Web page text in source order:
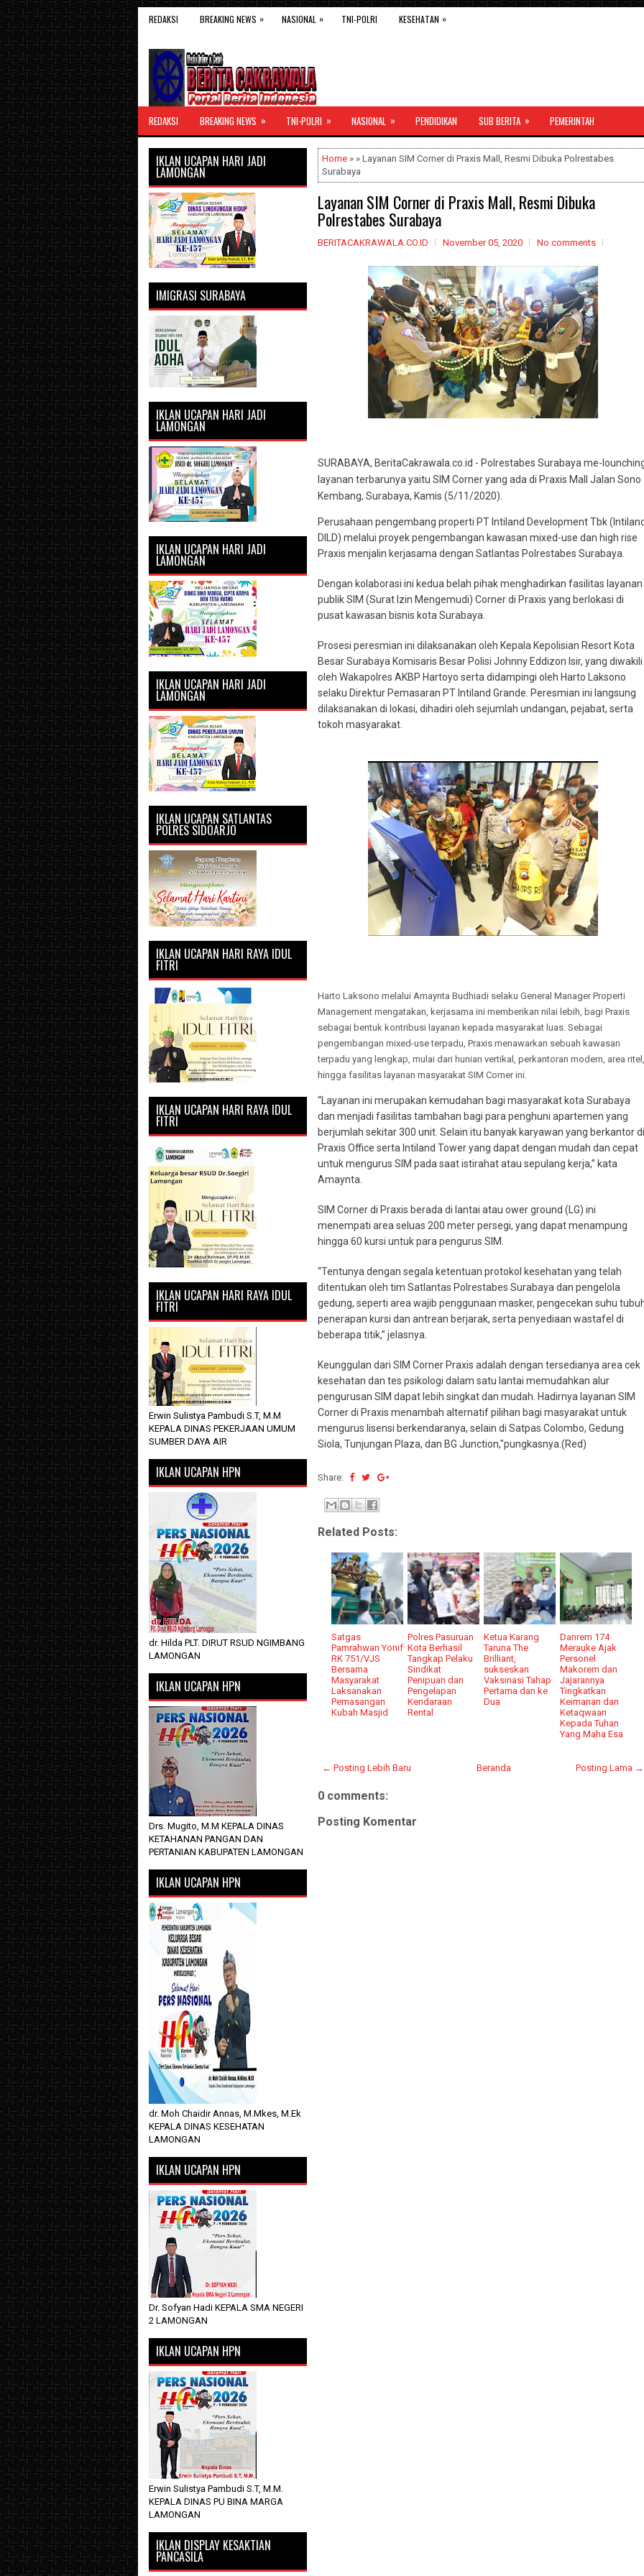
REDAKSI BREAKING NEWS » NASIONAL » TNI-POLRI KESEHATAN »
REDAKSI BREAKING NEWS » TNI-POLRI » NASIONAL » PENDIDIKAN SUB BERITA » PEMERINTAH
Home » » Layanan SIM Corner di Praxis Mall, Resmi Dibuka Polrestabes
Surabaya
Layanan SIM Corner di Praxis Mall, Resmi Dibuka
Polrestabes Surabaya
BERITACAKRAWALA.CO.ID November 05, 2020 No comments
SURABAYA, BeritaCakrawala.co.id - Polrestabes Surabaya me-
layanan terbarunya yaitu SIM Corner yang ada di Praxis Mall Jalan Sono
Kembang, Surabaya, Kamis (5/11/2020).
Perusahaan pengembang properti PT Intiland Development Tbk
DILD) melalui proyek pengembangan kawasan mixed-use dan high rise
Praxis menjalin kerjasama dengan Satlantas Polrestabes Surabaya.
Dengan kolaborasi ini kedua belah pihak menghadirkan fasilitas layanan
publik SIM (Surat Izin Mengemudi) Corner di Praxis yang berlokasi di
pusat kawasan bisnis kota Surabaya.
Prosesi peresmian ini dilaksanakan oleh Kepala Kepolisian Resort Kota
Besar Surabaya Komisaris Besar Polisi Johnny Eddizon Isir, yang diwakili
oleh Wakapolres AKBP Hartoyo serta didampingi oleh Harto Laksono
selaku Direktur Pemasaran PT Intiland Grande. Peresmian ini langsung
dilaksanakan di lokasi, dihadiri oleh sejumlah undangan, pejabat, serta
tokoh masyarakat.
Harto Laksono melalui Amaynta Budhiadi selaku General Manager Properti
Management mengatakan, kerjasama ini memberikan nilai lebih, bagi Praxis
sebagai bentuk kontribusi layanan kepada masyarakat luas. Sebagai
pengembangan mixed-use terpadu, Praxis menawarkan sebuah kawasan
terpadu yang lengkap, mulai dari hunian vertikal, perkantoran modern, area ritel,
hingga fasilitas layanan masyarakat SIM Corner ini.
“Layanan ini merupakan kemudahan bagi masyarakat kota Surabaya
dan menjadi fasilitas tambahan bagi para penghuni apartemen yang
berjumlah sekitar 300 unit. Selain itu banyak karyawan yang berkantor di
Praxis Office serta Intiland Tower yang dapat dengan mudah dan cepat
untuk mengurus SIM pada saat istirahat atau sepulang kerja,” kata
Amaynta.
SIM Corner di Praxis berada di lantai atau ower ground (LG) ini
menempati area seluas 200 meter persegi, yang dapat menampung
hingga 60 kursi untuk para pengurus SIM.
“Tentunya dengan segala ketentuan protokol kesehatan yang telah
ditentukan oleh tim Satlantas Polrestabes Surabaya dan pengelola
gedung, seperti area wajib penggunaan masker, pengecekan suhu
penerapan kursi dan antrean berjarak, serta penyediaan wastafel di
beberapa titik,” jelasnya.
Keunggulan dari SIM Corner Praxis adalah dengan tersedianya area cek
kesehatan dan tes psikologi dalam satu lantai memudahkan alur
pengurusan SIM dapat lebih singkat dan mudah. Hadirnya layanan SIM
Corner di Praxis menambah alternatif pilihan bagi masyarakat untuk
mengurus lisensi berkendaranya, selain di Satpas Colombo, Gedung
Siola, Tunjungan Plaza, dan BG Junction,"pungkasnya.(Red)
Share:
Related Posts:
Satgas
Pamrahwan Yonif
RK 751/VJS
Bersama
Masyarakat
Laksanakan
Pemasangan
Kubah Masjid
Polres Pasuruan
Kota Berhasil
Tangkap Pelaku
Sindikat
Penipuan dan
Pengelapan
Kendaraan
Rental
Ketua Karang
Taruna The
Brilliant,
sukseskan
Vaksinasi Tahap
Pertama dan ke
Dua
Danrem 174
Merauke Ajak
Personel
Makorem dan
Jajarannya
Tingkatkan
Keimanan dan
Ketaqwaan
Kepada Tuhan
Yang Maha Esa
← Posting Lebih Baru Posting Lama →
Beranda
0 comments:
Posting Komentar
IKLAN UCAPAN HARI JADI
LAMONGAN
IMIGRASI SURABAYA
IKLAN UCAPAN HARI JADI
LAMONGAN
IKLAN UCAPAN HARI JADI
LAMONGAN
IKLAN UCAPAN HARI JADI
LAMONGAN
IKLAN UCAPAN SATLANTAS
POLRES SIDOARJO
IKLAN UCAPAN HARI RAYA IDUL
FITRI
IKLAN UCAPAN HARI RAYA IDUL
FITRI
IKLAN UCAPAN HARI RAYA IDUL
FITRI
Erwin Sulistya Pambudi S.T, M.M
KEPALA DINAS PEKERJAAN UMUM
SUMBER DAYA AIR
IKLAN UCAPAN HPN
dr. Hilda PLT. DIRUT RSUD NGIMBANG
LAMONGAN
IKLAN UCAPAN HPN
Drs. Mugito, M.M KEPALA DINAS
KETAHANAN PANGAN DAN
PERTANIAN KABUPATEN LAMONGAN
IKLAN UCAPAN HPN
dr. Moh Chaidir Annas, M.Mkes, M.Ek
KEPALA DINAS KESEHATAN
LAMONGAN
IKLAN UCAPAN HPN
Dr. Sofyan Hadi KEPALA SMA NEGERI
2 LAMONGAN
IKLAN UCAPAN HPN
Erwin Sulistya Pambudi S.T, M.M.
KEPALA DINAS PU BINA MARGA
LAMONGAN
IKLAN DISPLAY KESAKTIAN
PANCASILA